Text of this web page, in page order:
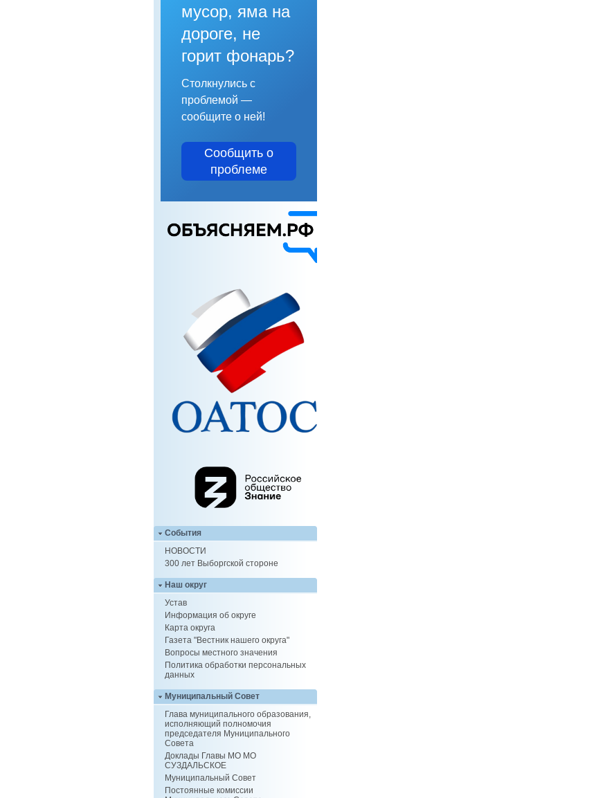
мусор, яма на
дороге, не
горит фонарь?
Столкнулись с
проблемой —
сообщите о ней!
Сообщить о
проблеме
События
НОВОСТИ
300 лет Выборгской стороне
Наш округ
Устав
Информация об округе
Карта округа
Газета "Вестник нашего округа"
Вопросы местного значения
Политика обработки персональных
данных
Муниципальный Совет
Глава муниципального образования,
исполняющий полномочия
председателя Муниципального
Совета
Доклады Главы МО МО
СУЗДАЛЬСКОЕ
Муниципальный Совет
Постоянные комиссии